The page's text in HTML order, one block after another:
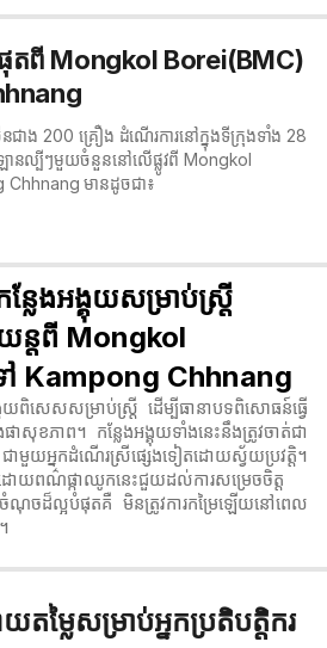
តពី Mongkol Borei(BMC)
នជាង 200 គ្រឿង ដំណើរការនៅក្នុងទីក្រុងទាំង 28
ានល្បីៗមួយចំនួននៅលើផ្លូវពី Mongkol
មានដូចជា៖
លែងអង្គុយសម្រាប់ស្ត្រី
ន្តពី Mongkol
Kampong Chhnang
យពិសេសសម្រាប់ស្ត្រី ដើម្បីធានាបទពិសោធន៍ធ្វើ
សុខភាព។ កន្លែងអង្គុយទាំងនេះនឹងត្រូវចាត់ជា
មួយអ្នកដំណើរស្រីផ្សេងទៀតដោយស្វ័យប្រវត្តិ។
ដោយពណ៌ផ្កាឈូកនេះជួយដល់ការសម្រេចចិត្ត
ចដ៏ល្អបំផុតគឺ មិនត្រូវការកម្រៃឡើយនៅពេល
យតម្លៃសម្រាប់អ្នកប្រតិបត្តិករ